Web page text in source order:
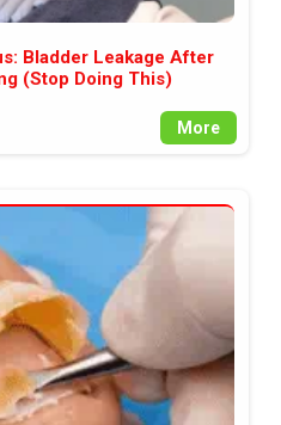
Bladder Leakage After
(Stop Doing This)
More